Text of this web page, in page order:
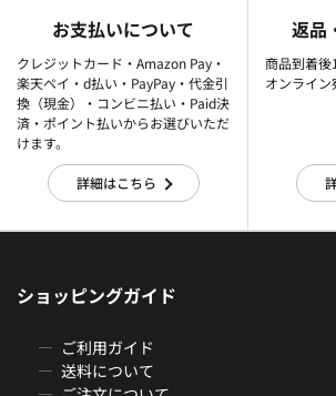
お支払いについて
クレジットカード・Amazon Pay・
楽天ぺイ・d払い・PayPay・代金引
換（現金）・コンビニ払い・Paid決
済・ポイント払いからお選びいただ
けます。
詳細はこちら
返品
商品到着後
オンライン
ショッピングガイド
ご利用ガイド
送料について